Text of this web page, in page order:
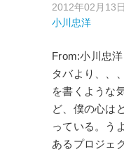
2012年02月13日
小川忠洋
From:小川忠
タバより、、
を書くような
ど、僕の心は
っている。う
あるプロジェ